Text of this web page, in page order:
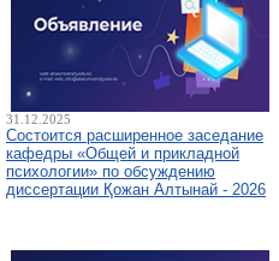
31.12.2025
Состоится расширенное заседание
кафедры «Общей и прикладной
психологии» по обсуждению
диссертации Қожан Алтынай - 2026